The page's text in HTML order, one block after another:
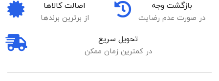
بازگشت وجه
در صورت عدم رضایت
اصالت کالاها
از برترین برندها
تحویل سریع
در کمترین زمان ممکن